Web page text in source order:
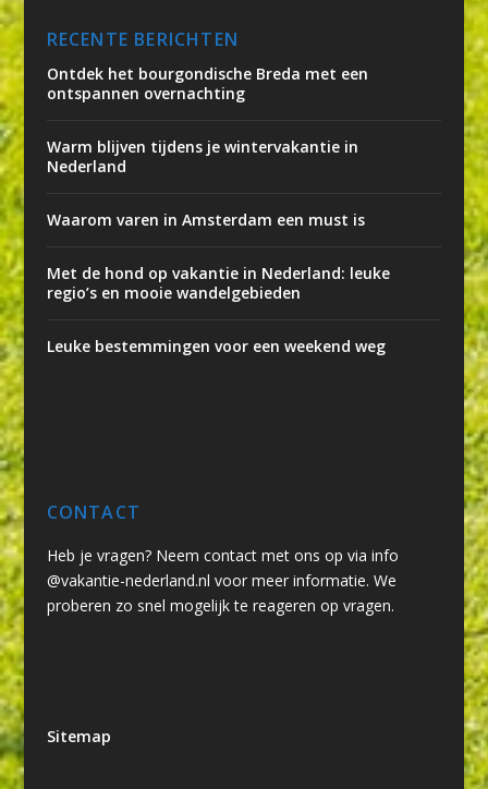
RECENTE BERICHTEN
Ontdek het bourgondische Breda met een
ontspannen overnachting
Warm blijven tijdens je wintervakantie in
Nederland
Waarom varen in Amsterdam een must is
Met de hond op vakantie in Nederland: leuke
regio’s en mooie wandelgebieden
Leuke bestemmingen voor een weekend weg
CONTACT
Heb je vragen? Neem contact met ons op via info
@vakantie-nederland.nl voor meer informatie. We
proberen zo snel mogelijk te reageren op vragen.
Sitemap